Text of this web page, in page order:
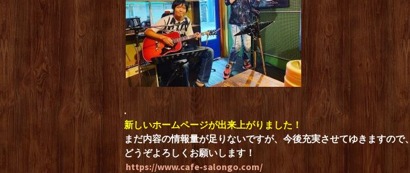
.
新しいホームページが出来上がりました！
まだ内容の情報量が足りないですが、今後充実させてゆきますので、
どうぞよろしくお願いします！
https://www.cafe-salongo.com/